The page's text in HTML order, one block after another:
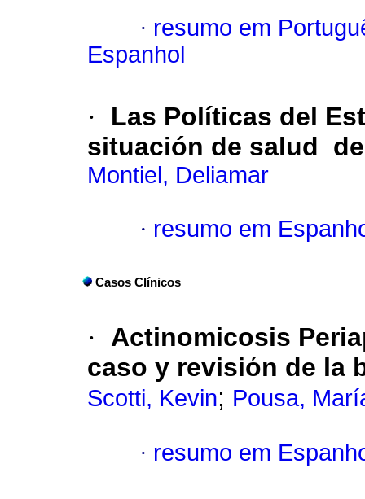
· resumo em
Espanhol
·
Las Políticas del
situación de salud
Montiel, Deliamar
· resumo em
Casos Clínicos
·
Actinomicosis
caso y revisiόn de la
Scotti, Kevin; Pousa,
· resumo em